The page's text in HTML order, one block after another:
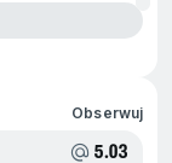
Obserwuj
5.03